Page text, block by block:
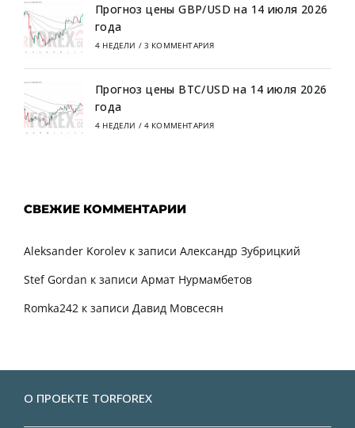
Прогноз цены GBP/USD на 14 июля 2026
года
4 НЕДЕЛИ / 3 КОММЕНТАРИЯ
Прогноз цены BTC/USD на 14 июля 2026
года
4 НЕДЕЛИ / 4 КОММЕНТАРИЯ
СВЕЖИЕ КОММЕНТАРИИ
Aleksander Korolev к записи Александр Зубрицкий
Stef Gordan к записи Армат Нурмамбетов
Romka242 к записи Давид Мовсесян
О ПРОЕКТЕ TORFOREX